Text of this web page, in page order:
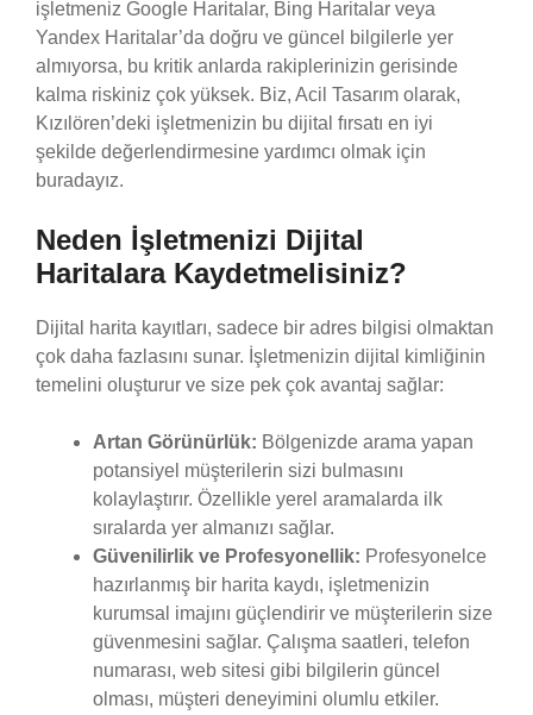
işletmeniz Google Haritalar, Bing Haritalar veya
Yandex Haritalar’da doğru ve güncel bilgilerle yer
almıyorsa, bu kritik anlarda rakiplerinizin gerisinde
kalma riskiniz çok yüksek. Biz, Acil Tasarım olarak,
Kızılören’deki işletmenizin bu dijital fırsatı en iyi
şekilde değerlendirmesine yardımcı olmak için
buradayız.
Neden İşletmenizi Dijital
Haritalara Kaydetmelisiniz?
Dijital harita kayıtları, sadece bir adres bilgisi olmaktan
çok daha fazlasını sunar. İşletmenizin dijital kimliğinin
temelini oluşturur ve size pek çok avantaj sağlar:
Artan Görünürlük: Bölgenizde arama yapan
potansiyel müşterilerin sizi bulmasını
kolaylaştırır. Özellikle yerel aramalarda ilk
sıralarda yer almanızı sağlar.
Güvenilirlik ve Profesyonellik: Profesyonelce
hazırlanmış bir harita kaydı, işletmenizin
kurumsal imajını güçlendirir ve müşterilerin size
güvenmesini sağlar. Çalışma saatleri, telefon
numarası, web sitesi gibi bilgilerin güncel
olması, müşteri deneyimini olumlu etkiler.